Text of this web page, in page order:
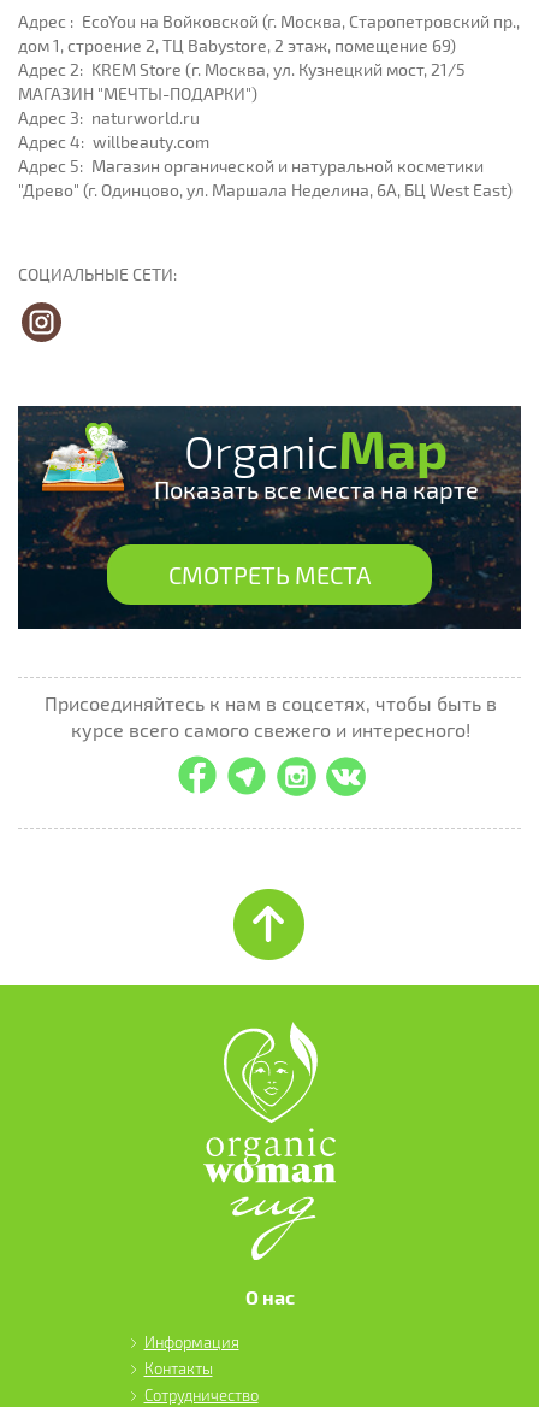
Адрес : EcoYou на Войковской (г. Москва, Старопетровский пр.,
дом 1, строение 2, ТЦ Babystore, 2 этаж, помещение 69)
Адрес 2: KREM Store (г. Москва, ул. Кузнецкий мост, 21/5
МАГАЗИН "МЕЧТЫ-ПОДАРКИ")
Адрес 3: naturworld.ru
Адрес 4: willbeauty.com
Адрес 5: Магазин органической и натуральной косметики
"Древо" (г. Одинцово, ул. Маршала Неделина, 6А, БЦ West East)
СОЦИАЛЬНЫЕ СЕТИ:
OrganicMap
Показать все места на карте
СМОТРЕТЬ МЕСТА
Присоединяйтесь к нам в соцсетях, чтобы быть в
курсе всего самого свежего и интересного!
О нас
Информация
Контакты
Сотрудничество